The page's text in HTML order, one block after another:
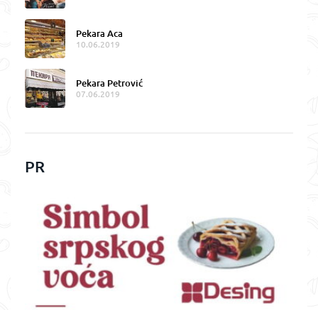
Pekara Aca
10.06.2019
Pekara Petrović
07.06.2019
PR